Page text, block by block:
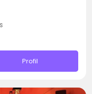
Profil